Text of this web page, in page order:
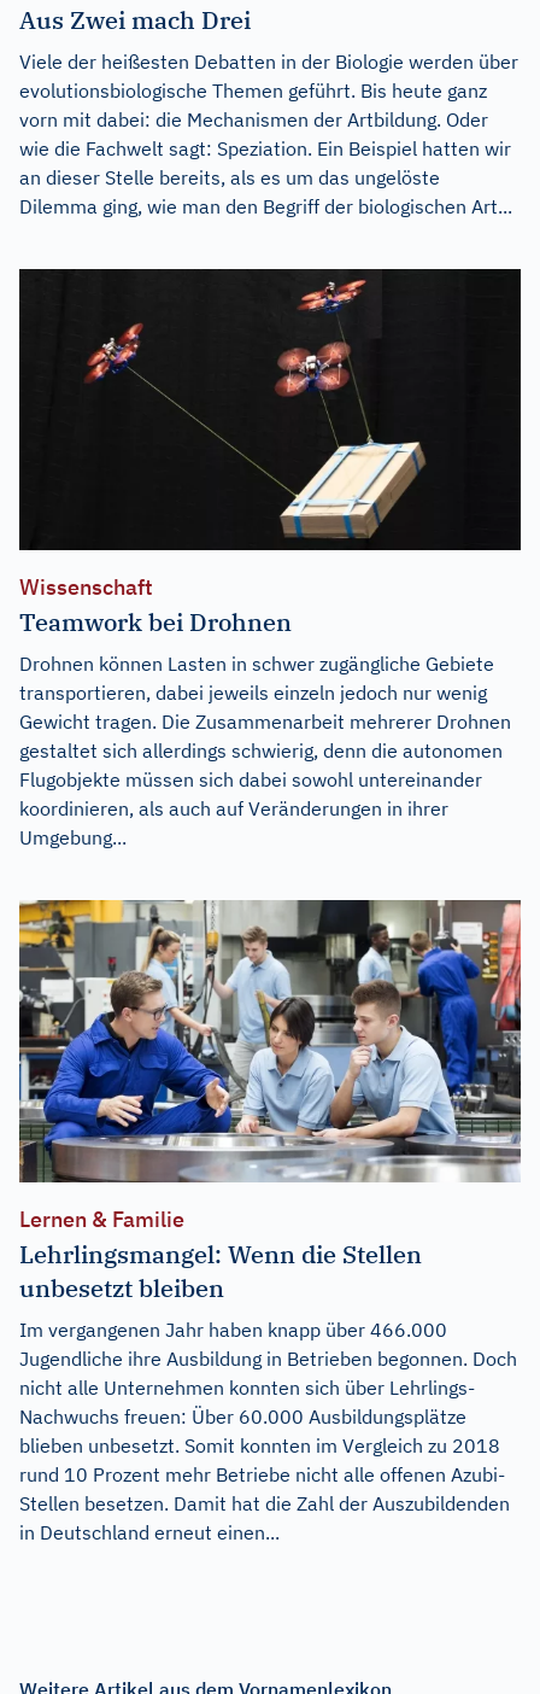
Aus Zwei mach Drei
Viele der heißesten Debatten in der Biologie werden über
evolutionsbiologische Themen geführt. Bis heute ganz
vorn mit dabei: die Mechanismen der Artbildung. Oder
wie die Fachwelt sagt: Speziation. Ein Beispiel hatten wir
an dieser Stelle bereits, als es um das ungelöste
Dilemma ging, wie man den Begriff der biologischen Art...
Wissenschaft
Teamwork bei Drohnen
Drohnen können Lasten in schwer zugängliche Gebiete
transportieren, dabei jeweils einzeln jedoch nur wenig
Gewicht tragen. Die Zusammenarbeit mehrerer Drohnen
gestaltet sich allerdings schwierig, denn die autonomen
Flugobjekte müssen sich dabei sowohl untereinander
koordinieren, als auch auf Veränderungen in ihrer
Umgebung...
Lernen & Familie
Lehrlingsmangel: Wenn die Stellen
unbesetzt bleiben
Im vergangenen Jahr haben knapp über 466.000
Jugendliche ihre Ausbildung in Betrieben begonnen. Doch
nicht alle Unternehmen konnten sich über Lehrlings-
Nachwuchs freuen: Über 60.000 Ausbildungsplätze
blieben unbesetzt. Somit konnten im Vergleich zu 2018
rund 10 Prozent mehr Betriebe nicht alle offenen Azubi-
Stellen besetzen. Damit hat die Zahl der Auszubildenden
in Deutschland erneut einen...
Weitere Artikel aus dem Vornamenlexikon